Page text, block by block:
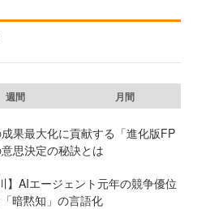
週間 月間
果最大化に貢献する「進化版FP
思決定の秘訣とは
】AIエージェント元年の競争優位
暗黙知」の言語化